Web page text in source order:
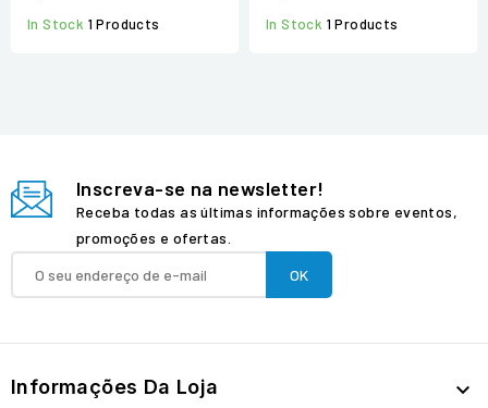
In Stock 1 Products In Stock 1 Products
Inscreva-se na newsletter!
Receba todas as últimas informações sobre eventos,
promoções e ofertas.
Informações Da Loja 